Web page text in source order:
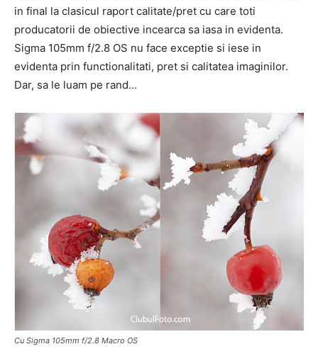
in final la clasicul raport calitate/pret cu care toti
producatorii de obiective incearca sa iasa in evidenta.
Sigma 105mm f/2.8 OS nu face exceptie si iese in
evidenta prin functionalitati, pret si calitatea imaginilor.
Dar, sa le luam pe rand…
Cu Sigma 105mm f/2.8 Macro OS